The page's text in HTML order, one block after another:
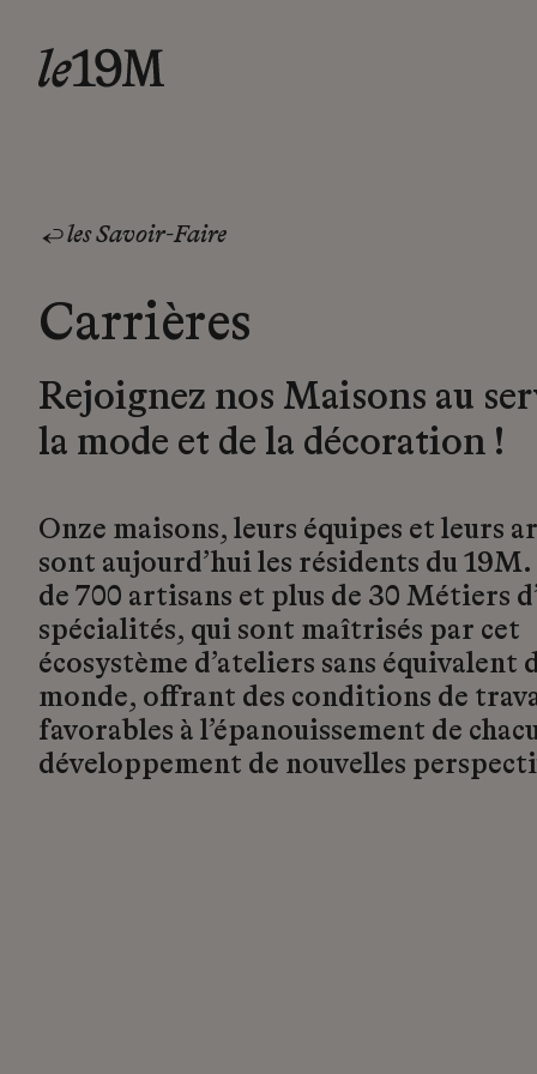
les Savoir-Faire
Carrières
Rejoignez nos Maisons au
la mode et de la décoration !
Onze maisons, leurs équipes et leurs
sont aujourd’hui les résidents du
de 700 artisans et plus de 30 Métiers
spécialités, qui sont maîtrisés par cet
écosystème d’ateliers sans équivalent
monde, offrant des conditions de
favorables à l’épanouissement de
développement de nouvelles